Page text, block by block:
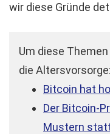
wir diese Gründe
Um diese
die Altersvorsorge:
Bitcoin hat
Der Bitcoin-
Mustern